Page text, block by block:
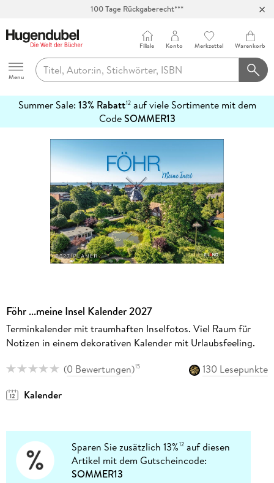
100 Tage Rückgaberecht***
Hugendubel
Menu
Filiale Konto Merkzettel Warenkorb
Summer Sale: 13% Rabatt12auf viele Sortimente mit dem
CodeSOMMER13
erfahren
Föhr ...meine Insel Kalender 2027
Terminkalender mit traumhaften Inselfotos. Viel Raum für
Notizen in einem dekorativen Kalender mit Urlaubsfeeling.
(0 Bewertungen)15
130 Lesepunkte
Kalender
Sparen Sie zusätzlich 13%12 auf diesen
Artikel mit dem Gutscheincode:
SOMMER13